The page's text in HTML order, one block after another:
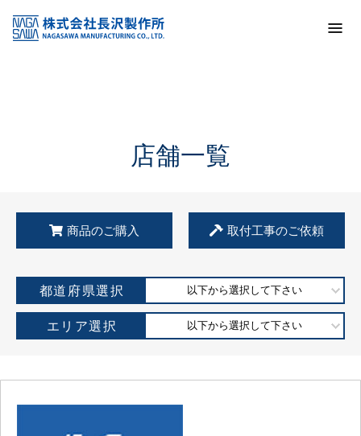
KSS加盟店・取扱店情報
店舗一覧
店舗一覧
商品のご購入 取付工事のご依頼
都道府県選択 以下から選択して下さい
エリア選択 以下から選択して下さい